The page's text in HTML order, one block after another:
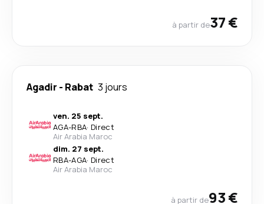
à partir de37 €
Agadir - Rabat 3 jours
ven. 25 sept.
AGA-RBA· Direct
Air Arabia Maroc
dim. 27 sept.
RBA-AGA· Direct
Air Arabia Maroc
à partir de93 €